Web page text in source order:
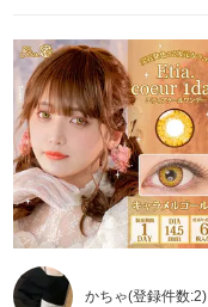
かちゃ(登録件数:2)